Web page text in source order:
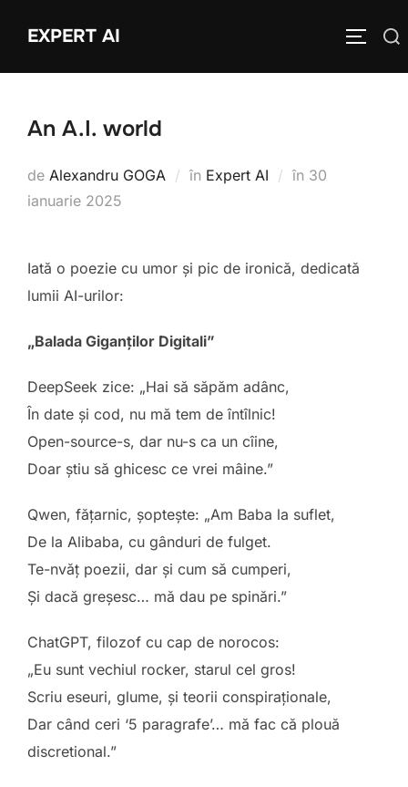
EXPERT AI
Caută
An A.I. world
de Alexandru GOGA în Expert AI în Publicat
30
ianuarie 2025
Iată o poezie cu umor și pic de ironică, dedicată
lumii AI-urilor:
„Balada Giganților Digitali”
DeepSeek zice: „Hai să săpăm adânc,
În date și cod, nu mă tem de întîlnic!
Open-source-s, dar nu-s ca un cîine,
Doar știu să ghicesc ce vrei mâine.”
Qwen, fățarnic, șoptește: „Am Baba la suflet,
De la Alibaba, cu gânduri de fulget.
Te-nvăț poezii, dar și cum să cumperi,
Și dacă greșesc… mă dau pe spinări.”
ChatGPT, filozof cu cap de norocos:
„Eu sunt vechiul rocker, starul cel gros!
Scriu eseuri, glume, și teorii conspiraționale,
Dar când ceri ‘5 paragrafe’… mă fac că plouă
discretional.”